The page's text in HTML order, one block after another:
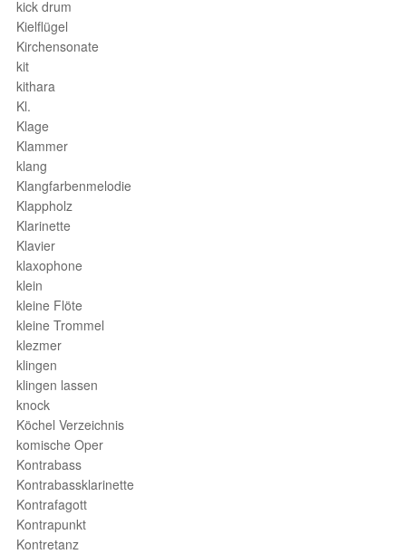
kick drum
Kielflügel
Kirchensonate
kit
kithara
Kl.
Klage
Klammer
klang
Klangfarbenmelodie
Klappholz
Klarinette
Klavier
klaxophone
klein
kleine Flöte
kleine Trommel
klezmer
klingen
klingen lassen
knock
Köchel Verzeichnis
komische Oper
Kontrabass
Kontrabassklarinette
Kontrafagott
Kontrapunkt
Kontretanz